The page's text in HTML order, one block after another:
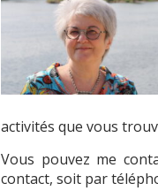
activités que vous
Vous pouvez me
contact, soit par